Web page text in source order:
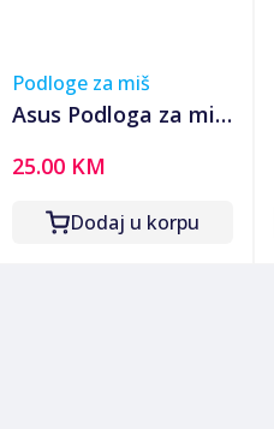
Podloge za miš
Asus Podloga za miš,
TUF Gaming P1 -
TUF Gaming P1
25.00 KM
Dodaj u korpu